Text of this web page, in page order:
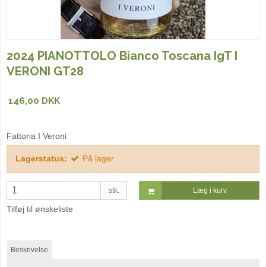
2024 PIANOTTOLO Bianco Toscana IgT I
VERONI GT28
146,00 DKK
Fattoria I Veroni
Lagerstatus: På lager
stk. Læg i kurv
Tilføj til ønskeliste
Beskrivelse